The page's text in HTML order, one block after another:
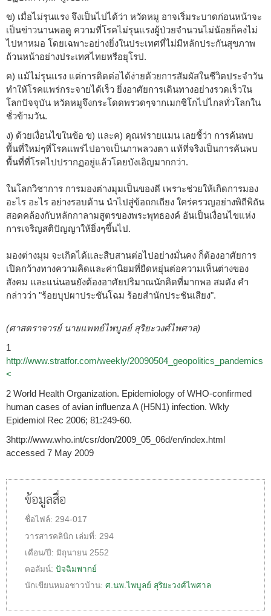
ข) เมื่อไม่รุนแรง จึงเป็นไปได้ว่า หวัดหมู อาจเริ่มระบาดก่อนหน้าจะ
เป็นข่าวนานพอดู ความที่โรคไม่รุนแรงผู้ป่วยจำนวนไม่น้อยก็คงไม่
ไปหาหมอ โดยเฉพาะอย่างยิ่งในประเทศที่ไม่มีหลักประกันสุขภาพ
ถ้วนหน้าอย่างประเทศไทยหรือยุโรป.
ค) แม้ไม่รุนแรง แต่การติดต่อได้ง่ายด้วยการสัมผัสในชีวิตประจำวัน
ทำให้โรคแพร่กระจายได้เร็ว ยิ่งอาศัยการเดินทางอย่างรวดเร็วใน
โลกปัจจุบัน หวัดหมูจึงกระโดดพรวดๆจากเมกซิโกไปไกลทั่วโลกใน
ชั่วข้ามวัน.
ง) ด้วยเงื่อนไขในข้อ ข) และค) คุณฟรายแมน เลยชี้ว่า การค้นพบ
พื้นที่ใหม่ๆที่โรคแพร่ไปอาจเป็นภาพลวงตา แท้ที่จริงเป็นการค้นพบ
พื้นที่ที่โรคไปปรากฏอยู่แล้วโดยบังเอิญมากกว่า.
ในโลกวิชาการ การมองต่างมุมเป็นของดี เพราะช่วยให้เกิดการมอง
อะไร อะไร อย่างรอบด้าน นำไปสู่ข้อถกเถียง ใคร่ครวญอย่างพิถีพิถัน
สอดคล้องกับหลักกาลามสูตรของพระพุทธองค์ อันเป็นเงื่อนไขแห่ง
การเจริญสติปัญญาให้ยิ่งๆขึ้นไป.
มองต่างมุม จะเกิดได้และสืบสานต่อไปอย่างมั่นคง ก็ต้องอาศัยการ
เปิดกว้างทางความคิดและค่านิยมที่ยืดหยุ่นต่อความเห็นต่างของ
สังคม และแน่นอนยังต้องอาศัยปริมาณนักคิดที่มากพอ สมดัง คำ
กล่าวว่า "ร้อยบุปผาประชันโฉม ร้อยสำนักประชันเสียง".
(ศาสตราจารย์ นายแพทย์ไพบูลย์ สุริยะวงศ์ไพศาล)
1
http://www.stratfor.com/weekly/20090504_geopolitics_pandemics
<
2 World Health Organization. Epidemiology of WHO-confirmed
human cases of avian influenza A (H5N1) infection. Wkly
Epidemiol Rec 2006; 81:249-60.
3http://www.who.int/csr/don/2009_05_06d/en/index.html
accessed 7 May 2009
ข้อมูลสื่อ
ชื่อไฟล์: 294-017
วารสารคลินิก เล่มที่: 294
เดือน/ปี: มิถุนายน 2552
คอลัมน์: ปัจฉิมพากย์
นักเขียนหมอชาวบ้าน: ศ.นพ.ไพบูลย์ สุริยะวงศ์ไพศาล